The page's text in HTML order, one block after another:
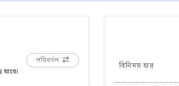
পরিবর্তন
বিনিময় হার